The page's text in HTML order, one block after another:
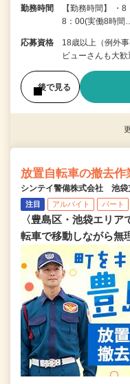
勤務時間
【勤務時間】 ・
8：00(実働8時間
応募資格
18歳以上（例外
ビューさんも大歓
後で見る
放置自転車の撤去作
シンテイ警備株式会社 池袋
注目 アルバイト パート
〈豊島区・池袋エリ
転車で移動しながら無